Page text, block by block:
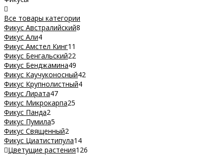
Все товары категории
Фикус Австралийский8
Фикус Али4
Фикус Амстел Кинг11
Фикус Бенгальский22
Фикус Бенджамина49
Фикус Каучуконосный42
Фикус Крупнолистный4
Фикус Лирата47
Фикус Микрокарпа25
Фикус Панда2
Фикус Пумила5
Фикус Священный2
Фикус Циатистипула14
Цветущие растения126